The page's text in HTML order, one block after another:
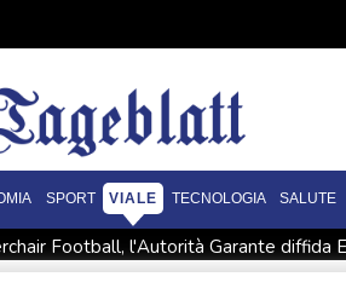
SPORT VIALE TECNOLOGIA SALUTE
Football, l'Autorità Garante diffida